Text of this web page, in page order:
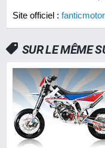
Site officiel :
SUR LE MÊME